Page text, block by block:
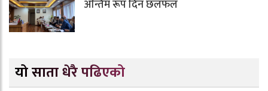
अन्तिम रूप दिन छलफल
यो साता धेरै पढिएको